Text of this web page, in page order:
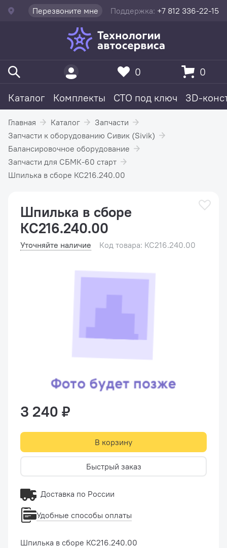
Перезвоните мне Поддержка: +7 812 336-22-15
Каталог Комплекты СТО под ключ 3D-
0 0
Главная Каталог
Запчасти
Запчасти к оборудованию Сивик (Sivik)
Балансировочное оборудование
Запчасти для СБМК-60 старт
Шпилька в сборе КС216.240.00
Шпилька в сборе
КС216.240.00
Уточняйте наличие Код товара: КС216.240.00
Шпилька в сборе КС216.240.00
3 240 ₽
В корзину
Быстрый заказ
Доставка по России
Удобные способы оплаты